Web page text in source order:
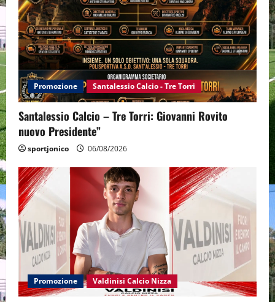
Promozione Santalessio Calcio - Tre Torri
Santalessio Calcio – Tre Torri: Giovanni Rovito
nuovo Presidente”
sportjonico 06/08/2026
Promozione Valdinisi Calcio Nizza